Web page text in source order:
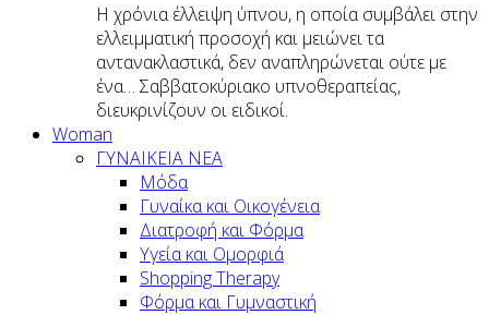
Η χρόνια έλλειψη ύπνου, η οποία συμβάλει στην
ελλειμματική προσοχή και μειώνει τα
αντανακλαστικά, δεν αναπληρώνεται ούτε με
ένα… Σαββατοκύριακο υπνοθεραπείας,
διευκρινίζουν οι ειδικοί.
Woman
ΓΥΝΑΙΚΕΙΑ ΝΕΑ
Μόδα
Γυναίκα και Οικογένεια
Διατροφή και Φόρμα
Υγεία και Ομορφιά
Shopping Therapy
Φόρμα και Γυμναστική